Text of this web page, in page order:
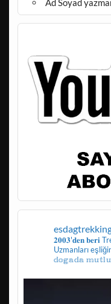
𝟐𝟎𝟎𝟑'𝐝𝐞𝐧 𝐛𝐞𝐫𝐢
Uzmanları
𝕕𝕠𝕘𝕒𝕕𝕒